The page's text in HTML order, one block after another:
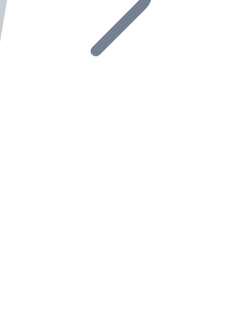
nel tuo ecosistema.
rete di rivenditori e
tuo progetto al nostro servizio di